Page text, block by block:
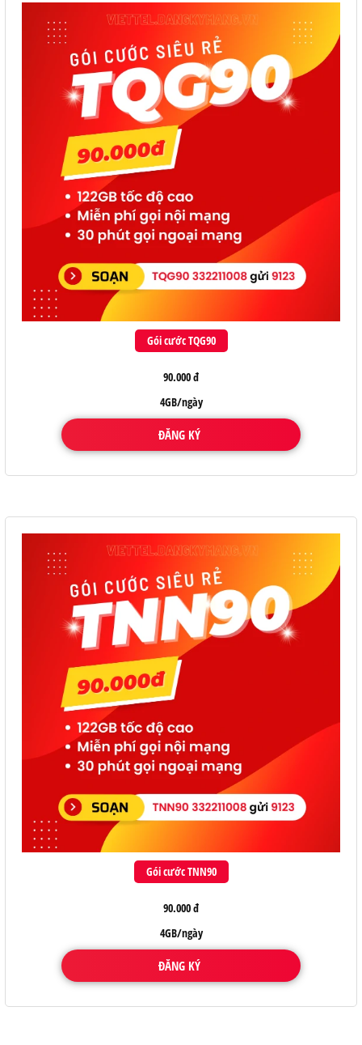
Gói cước TQG90
90.000 đ
4GB/ngày
ĐĂNG KÝ
Gói cước TNN90
90.000 đ
4GB/ngày
ĐĂNG KÝ